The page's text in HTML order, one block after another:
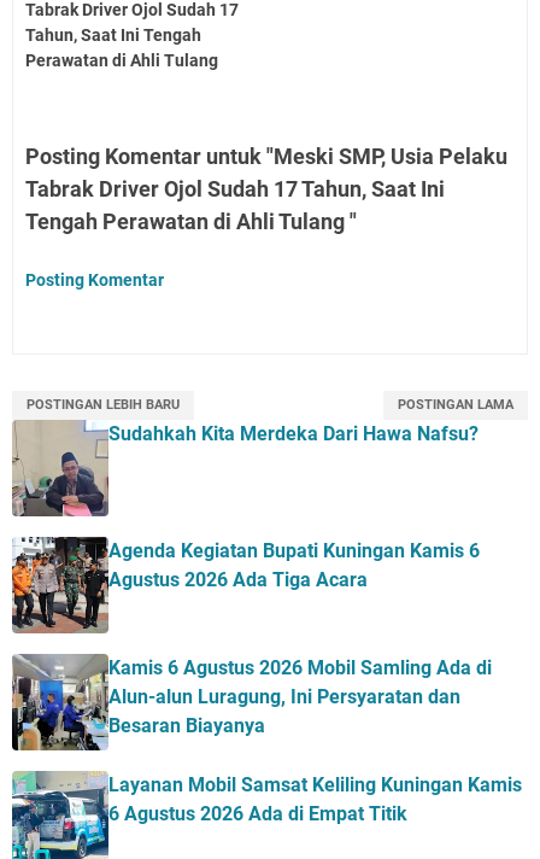
Tabrak Driver Ojol Sudah 17
Tahun, Saat Ini Tengah
Perawatan di Ahli Tulang
Posting Komentar untuk "Meski SMP, Usia Pelaku
Tabrak Driver Ojol Sudah 17 Tahun, Saat Ini
Tengah Perawatan di Ahli Tulang "
Posting Komentar
POSTINGAN LEBIH BARU POSTINGAN LAMA
Sudahkah Kita Merdeka Dari Hawa Nafsu?
Agenda Kegiatan Bupati Kuningan Kamis 6
Agustus 2026 Ada Tiga Acara
Kamis 6 Agustus 2026 Mobil Samling Ada di
Alun-alun Luragung, Ini Persyaratan dan
Besaran Biayanya
Layanan Mobil Samsat Keliling Kuningan Kamis
6 Agustus 2026 Ada di Empat Titik